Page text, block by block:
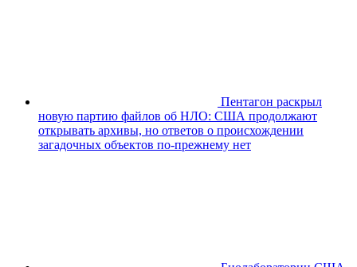
Пентагон раскрыл
новую партию файлов об НЛО: США продолжают
открывать архивы, но ответов о происхождении
загадочных объектов по-прежнему нет